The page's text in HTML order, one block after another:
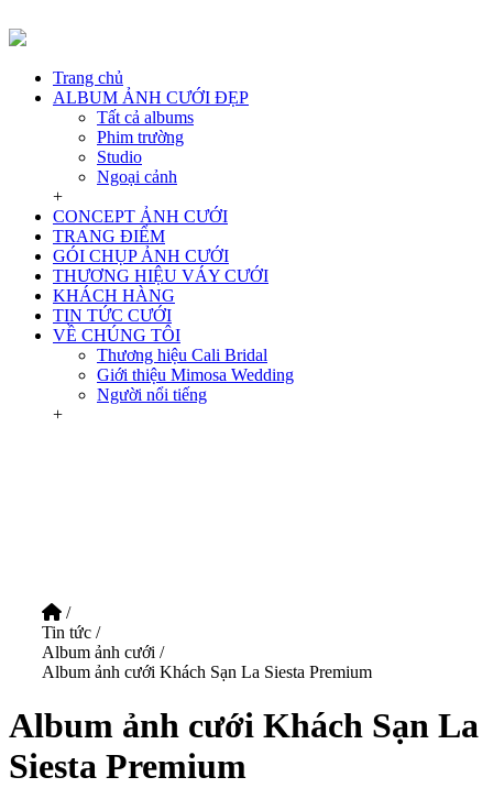
Trang chủ
ALBUM ẢNH CƯỚI ĐẸP
Tất cả albums
Phim trường
Studio
Ngoại cảnh
+
CONCEPT ẢNH CƯỚI
TRANG ĐIỂM
GÓI CHỤP ẢNH CƯỚI
THƯƠNG HIỆU VÁY CƯỚI
KHÁCH HÀNG
TIN TỨC CƯỚI
VỀ CHÚNG TÔI
Thương hiệu Cali Bridal
Giới thiệu Mimosa Wedding
Người nổi tiếng
+
/
Tin tức /
Album ảnh cưới /
Album ảnh cưới Khách Sạn La Siesta Premium
Album ảnh cưới Khách Sạn La
Siesta Premium